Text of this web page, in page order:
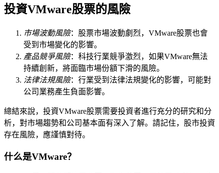
投資VMware股票的風險
市場波動風險：股票市場波動劇烈，VMware股票也會
受到市場變化的影響。
產品競爭風險：科技行業競爭激烈，如果VMware無法
持續創新，將面臨市場份額下滑的風險。
法律法規風險：行業受到法律法規變化的影響，可能對
公司業務產生負面影響。
總結來說，投資VMware股票需要投資者進行充分的研究和分
析，對市場趨勢和公司基本面有深入了解。請記住，股市投資
存在風險，應謹慎對待。
什么是VMware？